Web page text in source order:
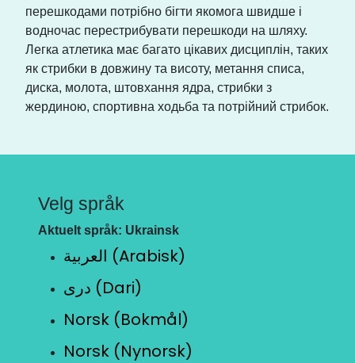
перешкодами потрібно бігти якомога швидше і
водночас перестрибувати перешкоди на шляху.
Легка атлетика має багато цікавих дисциплін, таких
як стрибки в довжину та висоту, метання списа,
диска, молота, штовхання ядра, стрибки з
жердиною, спортивна ходьба та потрійний стрибок.
Velg språk
Aktuelt språk: Ukrainsk
العربية (Arabisk)
دری (Dari)
Norsk (Bokmål)
Norsk (Nynorsk)